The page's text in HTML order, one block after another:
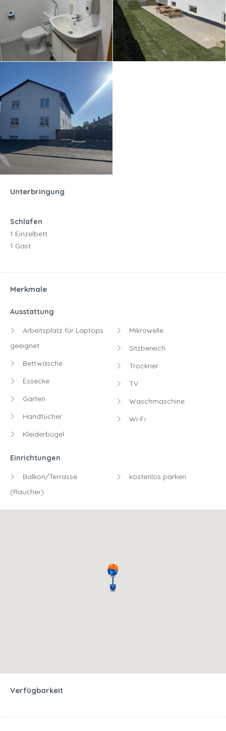
Unterbringung
Schlafen
1 Einzelbett
1 Gast
Merkmale
Ausstattung
Arbeitsplatz für Laptops
geeignet
Bettwäsche
Essecke
Garten
Handtücher
Kleiderbügel
Mikrowelle
Sitzbereich
Trockner
TV
Waschmaschine
Wi-Fi
Einrichtungen
Balkon/Terrasse
(Raucher)
kostenlos parken
Verfügbarkeit